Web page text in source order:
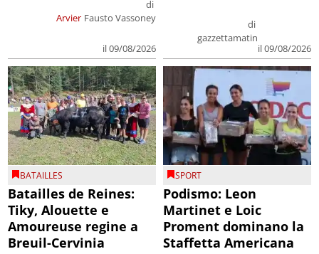
Arvier
di
Fausto Vassoney
il 09/08/2026
di
gazzettamatin
il 09/08/2026
BATAILLES
Batailles de Reines:
Tiky, Alouette e
Amoureuse regine a
Breuil-Cervinia
SPORT
Podismo: Leon
Martinet e Loic
Proment dominano la
Staffetta Americana